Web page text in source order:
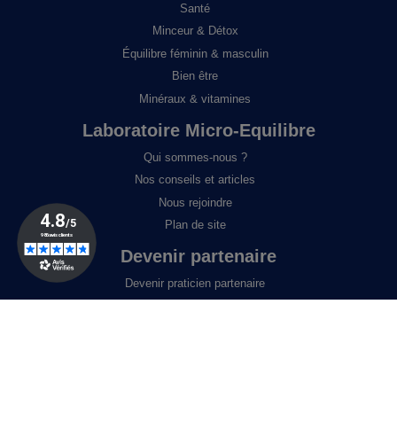
Santé
Minceur & Détox
Équilibre féminin & masculin
Bien être
Minéraux & vitamines
Laboratoire Micro-Equilibre
Qui sommes-nous ?
Nos conseils et articles
Nous rejoindre
Plan de site
Devenir partenaire
Devenir praticien partenaire